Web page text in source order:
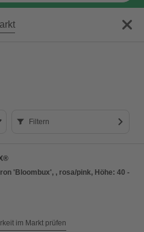
Filtern
'Bloombux', , rosa/pink, Höhe: 40 -
im Markt prüfen